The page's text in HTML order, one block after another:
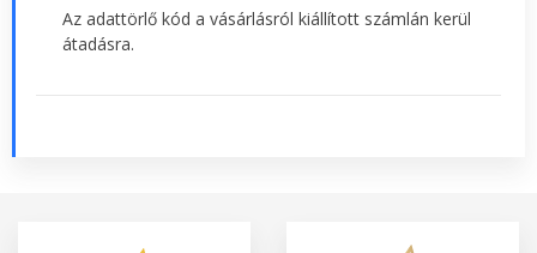
Az adattörlő kód a vásárlásról kiállított számlán kerül
átadásra.